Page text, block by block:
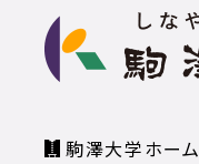
駒澤大学ホーム